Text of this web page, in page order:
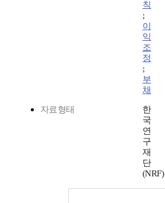
칙
;
이
익
조
정
;
부
채
자료형태
한
국
연
구
재
단
(NRF)